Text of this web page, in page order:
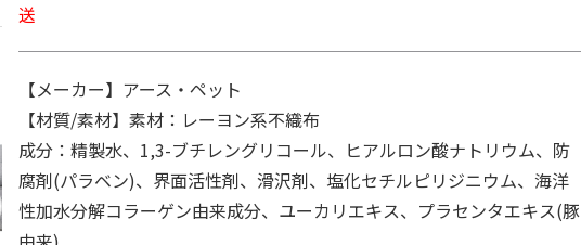
送
【メーカー】アース・ペット
【材質/素材】素材：レーヨン系不織布
成分：精製水、1,3-ブチレングリコール、ヒアルロン酸ナトリウム、防
腐剤(パラベン)、界面活性剤、滑沢剤、塩化セチルピリジニウム、海洋
性加水分解コラーゲン由来成分、ユーカリエキス、プラセンタエキス(豚